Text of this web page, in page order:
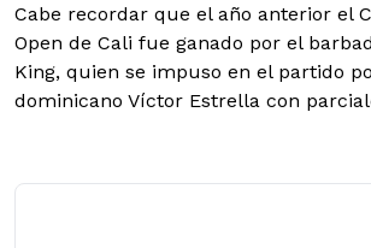
Cabe recordar que el año anterior el
Open de Cali fue ganado por el
King, quien se impuso en el partido
dominicano Víctor Estrella con